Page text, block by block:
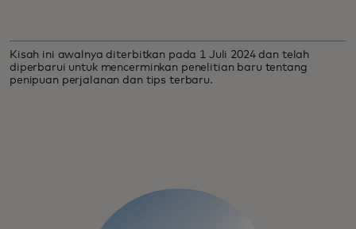
Kisah ini awalnya diterbitkan pada 1 Juli 2024 dan telah
diperbarui untuk mencerminkan penelitian baru tentang
penipuan perjalanan dan tips terbaru.